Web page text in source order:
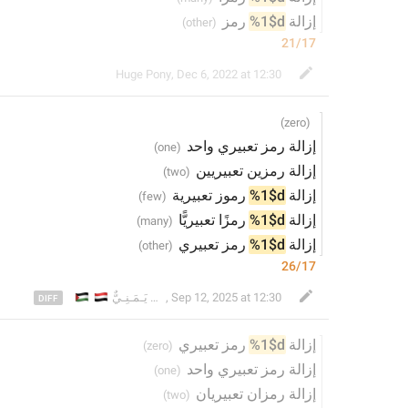
إزالة %1$d رمز
21/17
Huge Pony, Dec 6, 2022 at 12:30
إزالة رمز تعبيري واحد
إزالة رمزين تعبيريين
إزالة %1$d رموز تعبيرية
إزالة %1$d رمزًا تعبيريًّا
إزالة %1$d رمز تعبيري
26/17
مُـسْـلِـمٌ عَـرَبِـيٌّ يَـمَـنِـيٌّ , Sep 12, 2025 at 12:30
إزالة %1$d رمز تعبيري
إزالة رمز تعبيري واحد
إزالة رمز ان تعبيريان